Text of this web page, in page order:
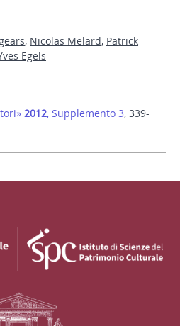
, Nicolas Melard, Patrick
Egels
2012, Supplemento 3, 339-